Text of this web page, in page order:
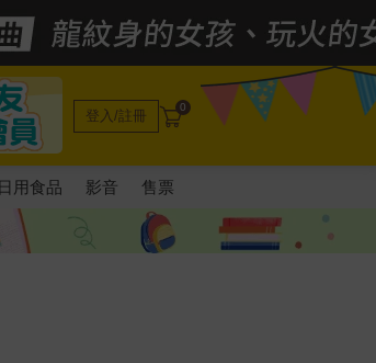
登入/註冊 0
日用食品 影音 售票